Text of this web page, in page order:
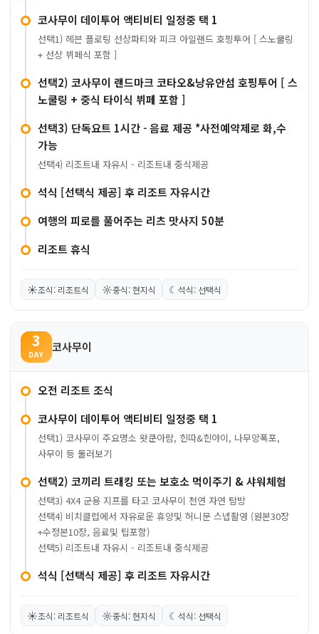
코사무이 데이투어 액티비티 일정중 택 1
선택1) 헤븐 플로팅 선상파티와 피크 아일랜드 호핑투어 [ 스노쿨링
+ 선상 뷔페식 포함 ]
선택2) 코사무이 랜드마크 코타오&낭유안섬 호핑투어 [ 스
노쿨링 + 중식 타이식 뷔페 포함 ]
선택3) 단독요트 1시간 - 음료 제공 *사전예약제로 화,수
가능
선택4) 리조트내 자유시 - 리조트내 중식제공
석식 [선택식 제공] 후 리조트 자유시간
여행의 피로를 풀어주는 리츠 맛사지 50분
리조트 휴식
☀조식: 리조트식 ☼중식: 현지식 ☾ 석식: 선택식
3
DAY
코사무이
오전 리조트 조식
코사무이 데이투어 액티비티 일정중 택 1
선택1) 코사무이 주요명소 왓쿤아람, 힌따&힌야이, 나무앙폭포,
사무이 등 둘러보기
선택2) 코끼리 트래킹 또는 보호소 먹이주기 & 샤워체험
선택3) 4X4 군용 지프를 타고 코사무이 천연 자연 탐방
선택4) 비치클럽에서 자유로운 휴양및 허니문 스넵촬영 (원본30장
+수정본10장, 음료및 팁포함)
선택5) 리조트내 자유시 - 리조트내 중식제공
석식 [선택식 제공] 후 리조트 자유시간
☀조식: 리조트식 ☼중식: 현지식 ☾ 석식: 선택식